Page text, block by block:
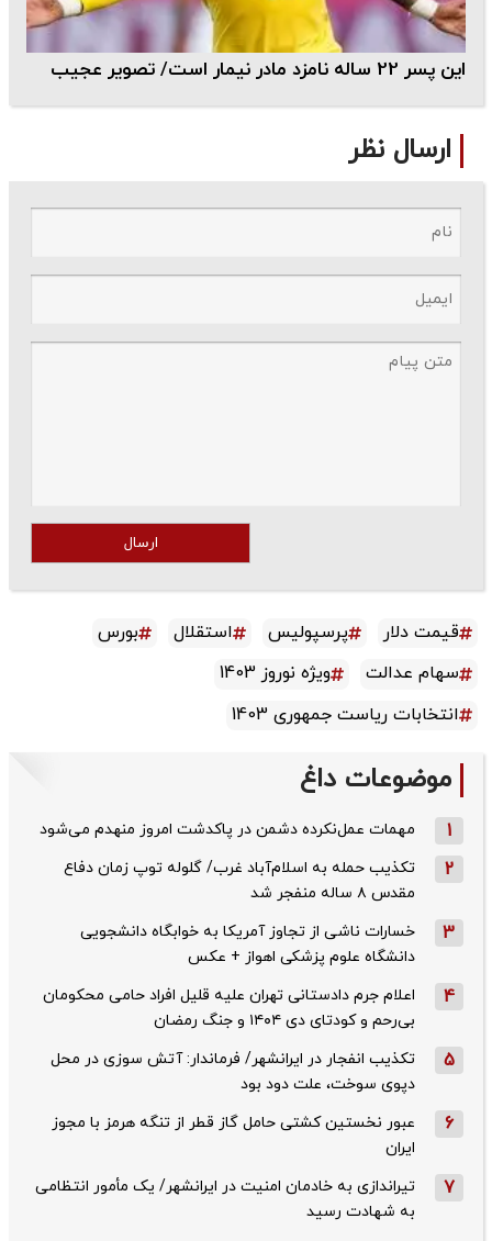
این پسر 22 ساله نامزد مادر نیمار است/ تصویر عجیب
ارسال نظر
ارسال
قیمت دلار پرسپولیس استقلال
بورس
سهام عدالت
ویژه نوروز 1403
انتخابات ریاست جمهوری 1403
موضوعات داغ
1 مهمات عمل‌نکرده دشمن در پاکدشت امروز منهدم می‌شود
2
تکذیب حمله به اسلام‌آباد غرب/ گلوله توپ زمان دفاع
مقدس ۸ ساله منفجر شد
3
خسارات ناشی از تجاوز آمریکا به خوابگاه دانشجویی
دانشگاه علوم پزشکی اهواز + عکس
4
اعلام جرم دادستانی تهران علیه قلیل افراد حامی محکومان
بی‌رحم و کودتای دی‌ ۱۴۰۴ و جنگ رمضان
5
تکذیب ‌انفجار در ایرانشهر/ فرماندار: آتش سوزی در محل
دپوی سوخت، علت دود بود
6
عبور نخستین کشتی حامل گاز قطر از تنگه هرمز با مجوز
ایران
7
تیراندازی به خادمان امنیت در ایرانشهر/ یک مأمور انتظامی
به شهادت رسید